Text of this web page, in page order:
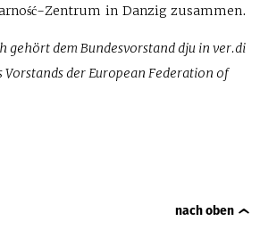
Zentrum in Danzig zusammen.
gehört dem Bundesvorstand dju in ver.di
Vorstands der European Federation of
nach oben